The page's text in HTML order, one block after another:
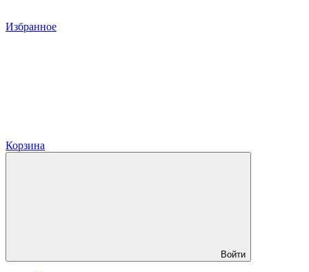
Избранное
Корзина
Войти